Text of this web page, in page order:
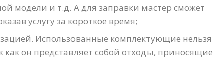
модели и т.д. А для заправки мастер сможет
услугу за короткое время;
Использованные комплектующие нельзя
он представляет собой отходы, приносящие